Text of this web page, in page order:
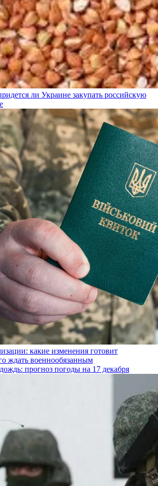
ли Украине закупать российскую
какие изменения готовит
ждать военнообязанным
прогноз погоды на 17 декабря